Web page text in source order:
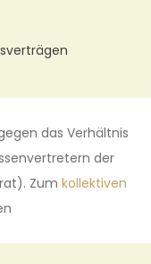
das Verhältnis
der
Zum kollektiven